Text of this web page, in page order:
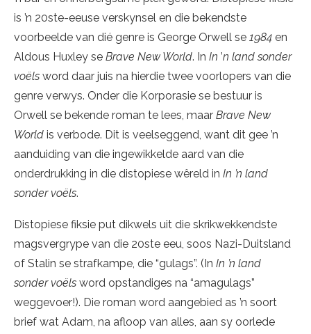
is ’n 20ste-eeuse verskynsel en die bekendste
voorbeelde van dié genre is George Orwell se 1984 en
Aldous Huxley se Brave New World. In In ’n land sonder
voëls word daar juis na hierdie twee voorlopers van die
genre verwys. Onder die Korporasie se bestuur is
Orwell se bekende roman te lees, maar Brave New
World is verbode. Dit is veelseggend, want dit gee ’n
aanduiding van die ingewikkelde aard van die
onderdrukking in die distopiese wêreld in In ’n land
sonder voëls.
Distopiese fiksie put dikwels uit die skrikwekkendste
magsvergrype van die 20ste eeu, soos Nazi-Duitsland
of Stalin se strafkampe, die “gulags”. (In In ’n land
sonder voëls word opstandiges na “amagulags”
weggevoer!). Die roman word aangebied as ’n soort
brief wat Adam, na afloop van alles, aan sy oorlede